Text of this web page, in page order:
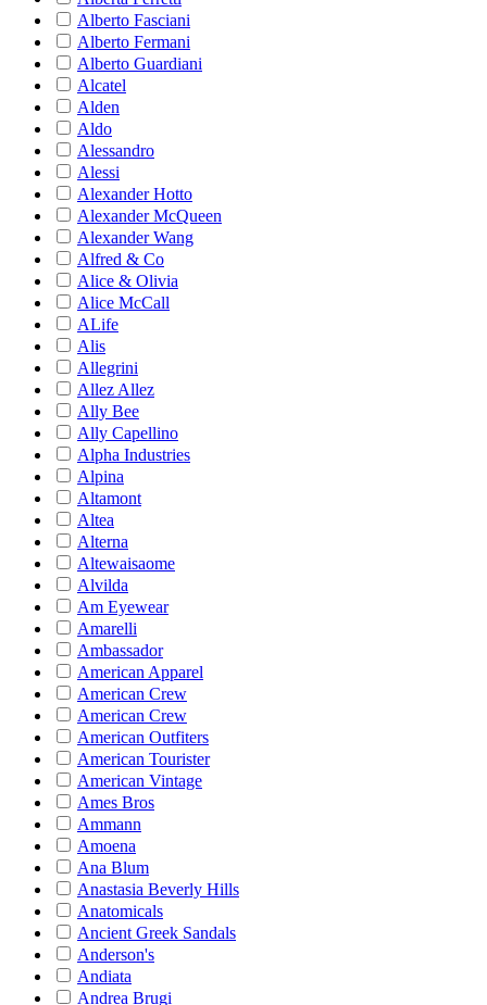
Alberto Fasciani
Alberto Fermani
Alberto Guardiani
Alcatel
Alden
Aldo
Alessandro
Alessi
Alexander Hotto
Alexander McQueen
Alexander Wang
Alfred & Co
Alice & Olivia
Alice McCall
ALife
Alis
Allegrini
Allez Allez
Ally Bee
Ally Capellino
Alpha Industries
Alpina
Altamont
Altea
Alterna
Altewaisaome
Alvilda
Am Eyewear
Amarelli
Ambassador
American Apparel
American Crew
American Crew
American Outfiters
American Tourister
American Vintage
Ames Bros
Ammann
Amoena
Ana Blum
Anastasia Beverly Hills
Anatomicals
Ancient Greek Sandals
Anderson's
Andiata
Andrea Brugi